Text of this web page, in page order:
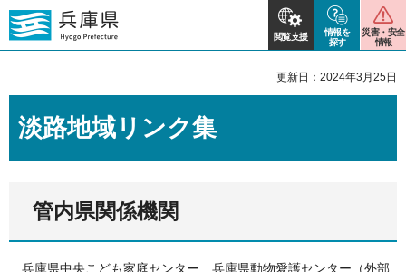
閲覧支援
情報を
探す
災害・安全
情報
更新日：2024年3月25日
淡路地域リンク集
管内県関係機関
兵庫県中央こども家庭センター
兵庫県動物愛護センター（外部